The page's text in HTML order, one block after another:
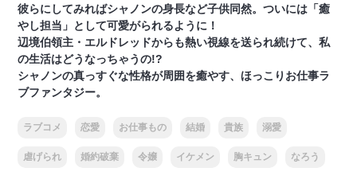
彼らにしてみればシャノンの身長など子供同然。ついには「癒
やし担当」として可愛がられるように！
辺境伯領主・エルドレッドからも熱い視線を送られ続けて、私
の生活はどうなっちゃうの!?
シャノンの真っすぐな性格が周囲を癒やす、ほっこりお仕事ラ
ブファンタジー。
ラブコメ 恋愛 お仕事もの 結婚 貴族 溺愛
虐げられ 婚約破棄 令嬢 イケメン 胸キュン なろう